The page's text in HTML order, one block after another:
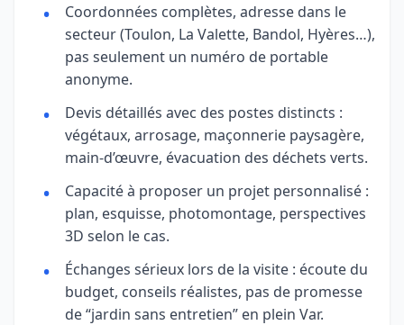
Coordonnées complètes, adresse dans le
secteur (Toulon, La Valette, Bandol, Hyères…),
pas seulement un numéro de portable
anonyme.
Devis détaillés avec des postes distincts :
végétaux, arrosage, maçonnerie paysagère,
main-d’œuvre, évacuation des déchets verts.
Capacité à proposer un projet personnalisé :
plan, esquisse, photomontage, perspectives
3D selon le cas.
Échanges sérieux lors de la visite : écoute du
budget, conseils réalistes, pas de promesse
de “jardin sans entretien” en plein Var.